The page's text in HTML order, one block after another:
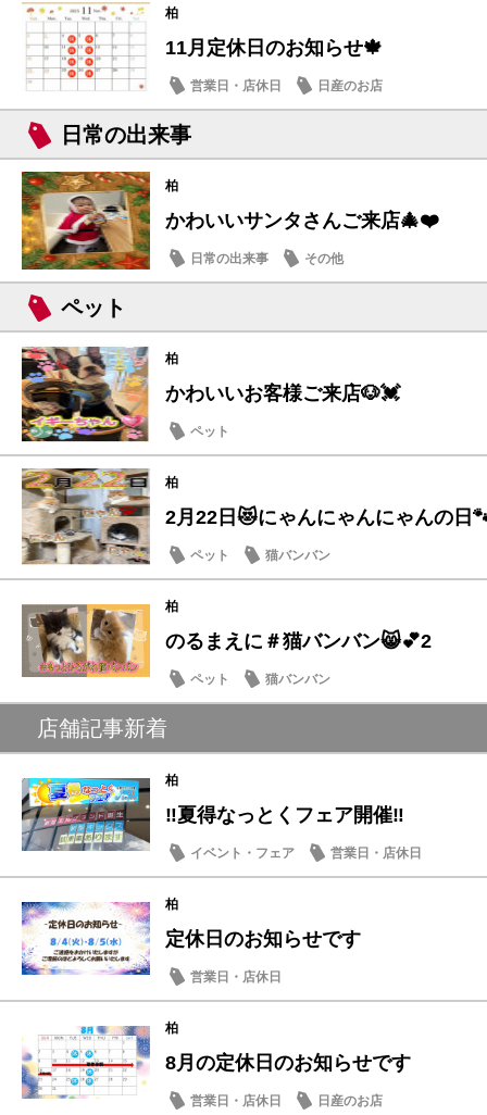
柏
11月定休日のお知らせ🍁
営業日・店休日 日産のお店
日常の出来事
柏
かわいいサンタさんご来店🎄❤️
日常の出来事 その他
ペット
柏
かわいいお客様ご来店🐶💓
ペット
柏
2月22日😻にゃんにゃんにゃんの日
ペット 猫バンバン
柏
のるまえに＃猫バンバン😸💕2
ペット 猫バンバン
店舗記事新着
柏
‼️夏得なっとくフェア開催‼️
イベント・フェア 営業日・店休日
柏
定休日のお知らせです
営業日・店休日
柏
8月の定休日のお知らせです
営業日・店休日 日産のお店